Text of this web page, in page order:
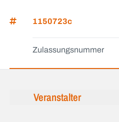
1150723c
Zulassungsnummer
Veranstalter